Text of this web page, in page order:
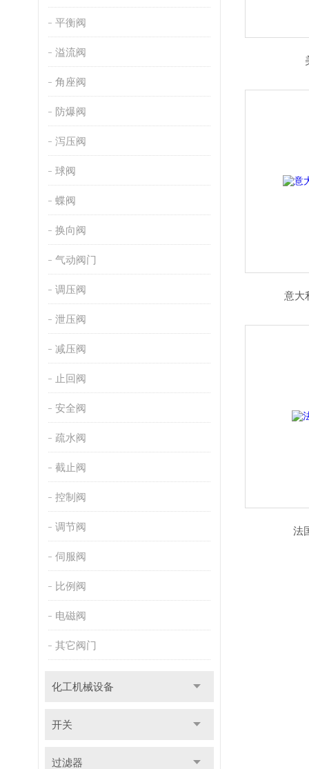
平衡阀
溢流阀
角座阀
防爆阀
泻压阀
球阀
蝶阀
换向阀
气动阀门
调压阀
泄压阀
减压阀
止回阀
安全阀
疏水阀
截止阀
控制阀
调节阀
伺服阀
比例阀
电磁阀
其它阀门
化工机械设备
开关
过滤器
意大
法